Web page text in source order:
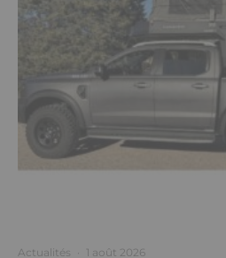
Actualités · 1 août 2026